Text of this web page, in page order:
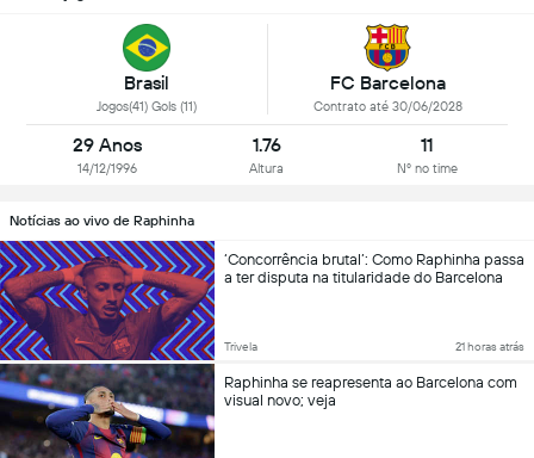
Brasil
Jogos(41) Gols (11)
FC Barcelona
Contrato até 30/06/2028
29 Anos
14/12/1996
1.76
Altura
11
Nº no time
Notícias ao vivo de Raphinha
‘Concorrência brutal’: Como Raphinha passa
a ter disputa na titularidade do Barcelona
Trivela 21 horas atrás
Raphinha se reapresenta ao Barcelona com
visual novo; veja